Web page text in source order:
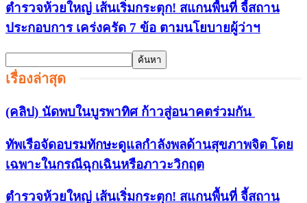
ตำรวจห้วยใหญ่ เส้นเริ่มกระตุก! สแกนพื้นที่ จี้สถาน
ประกอบการ เคร่งครัด 7 ข้อ ตามนโยบายผู้ว่าฯ
เรื่องล่าสุด
(คลิป) นัดพบในบูรพาทิศ ก้าวสู่อนาคตร่วมกัน
ทัพเรือจัดอบรมทักษะดูแลกำลังพลด้านสุขภาพจิต โดย
เฉพาะในกรณีฉุกเฉินหรือภาวะวิกฤต
ตำรวจห้วยใหญ่ เส้นเริ่มกระตุก! สแกนพื้นที่ จี้สถาน